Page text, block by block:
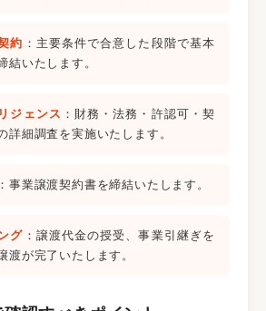
約 ：主要条件で合意した段階で基本
結いたします。
ジェンス ：財務・法務・許認可・契
詳細調査を実施いたします。
：事業譲渡契約書を締結いたします。
グ ：譲渡代金の授受、事業引継ぎを
渡が完了いたします。